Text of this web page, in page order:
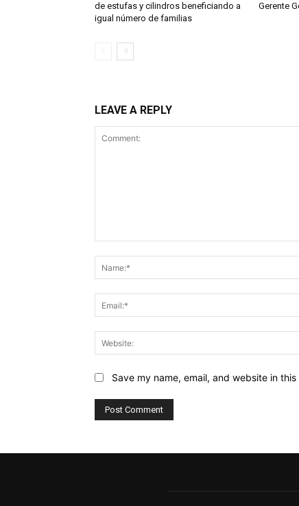
de estufas y cilindros beneficiando a
igual número de familias
Gerente
LEAVE A REPLY
Save my name, email, and website in